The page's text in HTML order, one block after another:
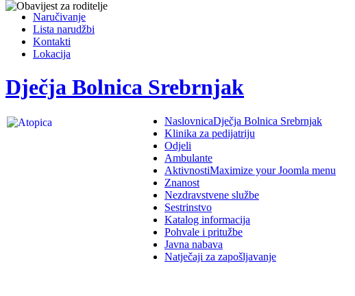
Naručivanje
Lista narudžbi
Kontakti
Lokacija
Dječja Bolnica Srebrnjak
NaslovnicaDječja Bolnica Srebrnjak
Klinika za pedijatriju
Odjeli
Ambulante
AktivnostiMaximize your Joomla menu
Znanost
Nezdravstvene službe
Sestrinstvo
Katalog informacija
Pohvale i pritužbe
Javna nabava
Natječaji za zapošljavanje